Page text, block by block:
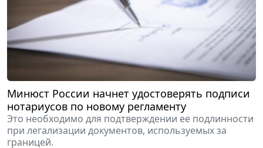
Минюст России начнет удостоверять подписи
нотариусов по новому регламенту
Это необходимо для подтверждении ее подлинности
при легализации документов, используемых за
границей.
25 мая 2026 17:58